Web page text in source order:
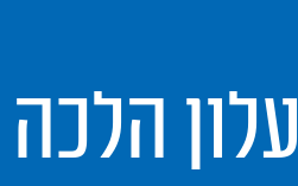
עלון הלכה מי